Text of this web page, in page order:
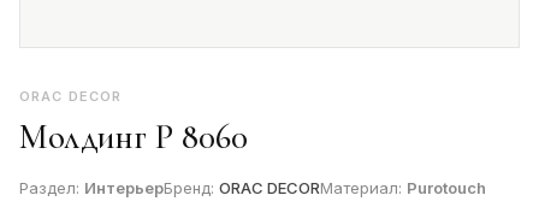
ORAC DECOR
Молдинг P 8060
Раздел: ИнтерьерБренд: ORAC DECORМатериал: Purotouch